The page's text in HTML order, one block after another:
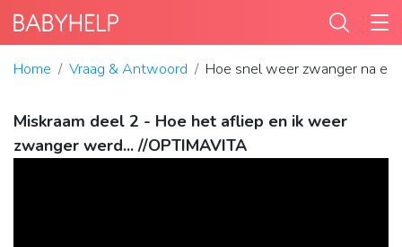
Home Vraag & Antwoord Hoe snel weer zwanger na
Miskraam deel 2 - Hoe het afliep en ik weer
zwanger werd... //OPTIMAVITA